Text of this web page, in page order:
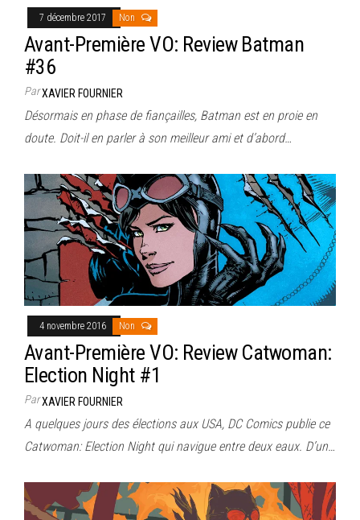
7 décembre 2017 Non
Avant-Première VO: Review Batman
#36
ParXAVIER FOURNIER
Désormais en phase de fiançailles, Batman est en proie en
doute. Doit-il en parler à son meilleur ami et d’abord…
4 novembre 2016 Non
Avant-Première VO: Review Catwoman:
Election Night #1
ParXAVIER FOURNIER
A quelques jours des élections aux USA, DC Comics publie ce
Catwoman: Election Night qui navigue entre deux eaux. D’un…